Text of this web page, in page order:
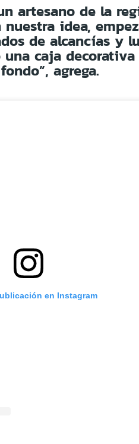
artesano de la
idea,
de alcancías y
caja
fondo”, agrega.
en Instagram